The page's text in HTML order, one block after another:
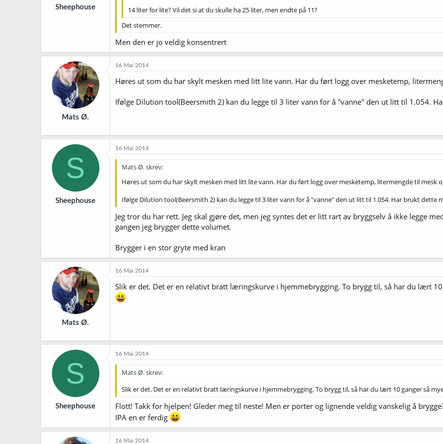
Sheephouse
14 liter for lite? Vil det si at du skulle ha 25 liter, men endte på 11?
Det stemmer.
Men den er jo veldig konsentrert
Mats Ø.
16 Mai 2014
Høres ut som du har skylt mesken med litt lite vann. Har du ført logg over mesketemp,
Ifølge Dilution tool(Beersmith 2) kan du legge til 3 liter vann for å "vanne" den ut litt til 1.054.
S
Sheephouse
16 Mai 2014
Mats Ø. skrev:
Høres ut som du har skylt mesken med litt lite vann. Har du ført logg over mesketemp, litermengde til mesk
Ifølge Dilution tool(Beersmith 2) kan du legge til 3 liter vann for å "vanne" den ut litt til 1.054. Har brukt dette
Jeg tror du har rett. Jeg skal gjøre det, men jeg syntes det er litt rart av bryggselv å ikke legge
gangen jeg brygger dette volumet.
Brygger i en stor gryte med kran
Mats Ø.
16 Mai 2014
Slik er det. Det er en relativt bratt læringskurve i hjemmebrygging. To brygg til, så har du lært
S
Sheephouse
16 Mai 2014
Mats Ø. skrev:
Slik er det. Det er en relativt bratt læringskurve i hjemmebrygging. To brygg til, så har du lært 10 ganger så
Flott! Takk for hjelpen! Gleder meg til neste! Men er porter og lignende veldig vanskelig å
IPA en er ferdig
16 Mai 2014